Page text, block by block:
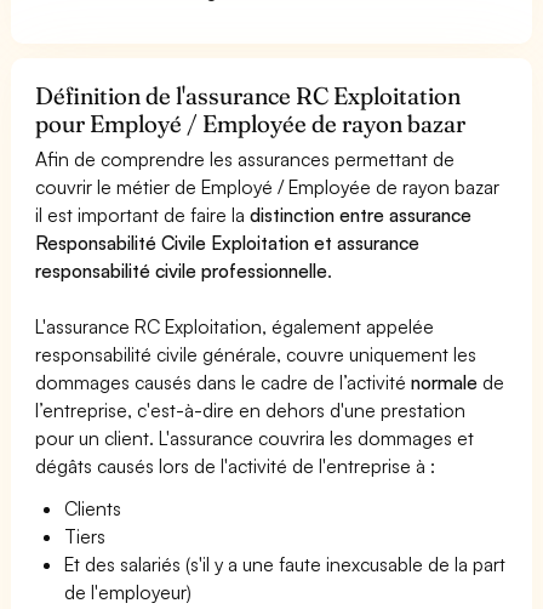
Définition de l'assurance RC Exploitation
pour Employé / Employée de rayon bazar
Afin de comprendre les assurances permettant de
couvrir le métier de Employé / Employée de rayon bazar
il est important de faire ladistinction entre assurance
Responsabilité Civile Exploitation et assurance
responsabilité civile professionnelle.
L'assurance RC Exploitation, également appelée
responsabilité civile générale, couvre uniquement les
dommages causés dans le cadre de l’activiténormale de
l’entreprise, c'est-à-dire en dehors d'une prestation
pour un client. L'assurance couvrira les dommages et
dégâts causés lors de l'activité de l'entreprise à :
Clients
Tiers
Et des salariés (s'il y a une faute inexcusable de la part
de l'employeur)